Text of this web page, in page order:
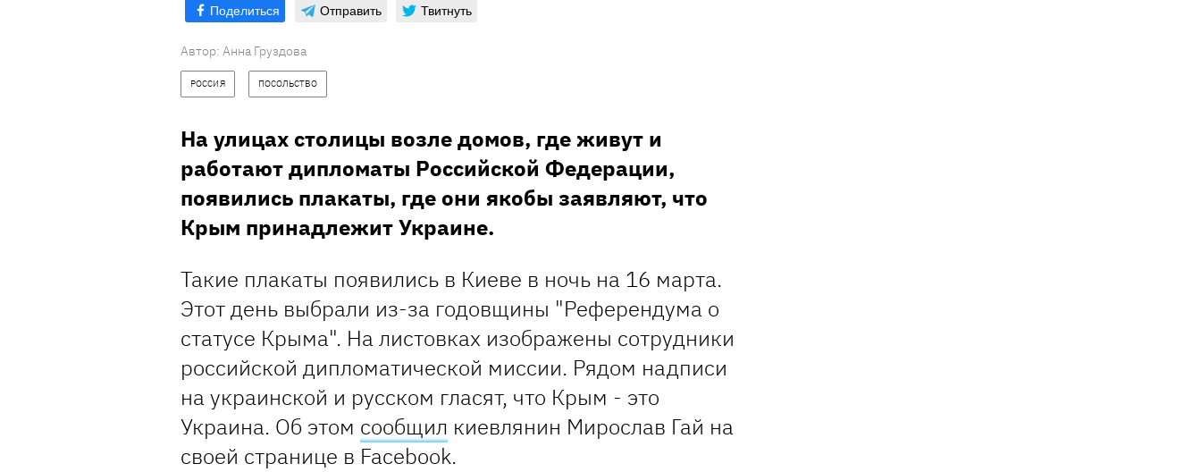
Поделиться Отправить Твитнуть
Автор: Анна Груздова
РОССИЯ ПОСОЛЬСТВО
На улицах столицы возле домов, где живут и
работают дипломаты Российской Федерации,
появились плакаты, где они якобы заявляют, что
Крым принадлежит Украине.
Такие плакаты появились в Киеве в ночь на 16 марта.
Этот день выбрали из-за годовщины "Референдума о
статусе Крыма". На листовках изображены сотрудники
российской дипломатической миссии. Рядом надписи
на украинской и русском гласят, что Крым - это
Украина. Об этом сообщил киевлянин Мирослав Гай на
своей странице в Facebook.